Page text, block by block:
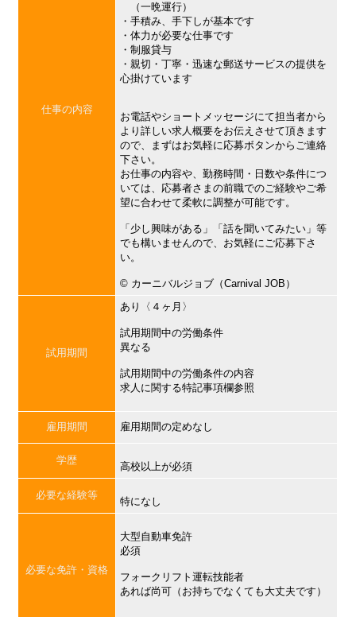
仕事の内容
（一晩運行）
・手積み、手下しが基本です
・体力が必要な仕事です
・制服貸与
・親切・丁寧・迅速な郵送サービスの提供を
心掛けています
お電話やショートメッセージにて担当者から
より詳しい求人概要をお伝えさせて頂きます
ので、まずはお気軽に応募ボタンからご連絡
下さい。
お仕事の内容や、勤務時間・日数や条件につ
いては、応募者さまの前職でのご経験やご希
望に合わせて柔軟に調整が可能です。
「少し興味がある」「話を聞いてみたい」等
でも構いませんので、お気軽にご応募下さ
い。
©︎ カーニバルジョブ（Carnival JOB）
試用期間
あり〈４ヶ月〉
試用期間中の労働条件
異なる
試用期間中の労働条件の内容
求人に関する特記事項欄参照
雇用期間 雇用期間の定めなし
学歴
高校以上が必須
必要な経験等
特になし
必要な免許・資格
大型自動車免許
必須
フォークリフト運転技能者
あれば尚可（お持ちでなくても大丈夫です）